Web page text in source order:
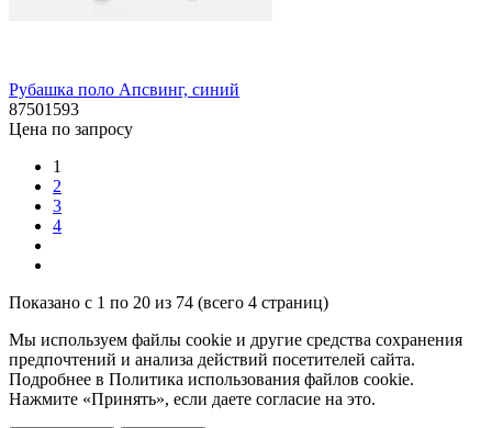
Рубашка поло Апсвинг, синий
87501593
Цена по запросу
1
2
3
4
Показано с 1 по 20 из 74 (всего 4 страниц)
Мы используем файлы cookie и другие средства сохранения
предпочтений и анализа действий посетителей сайта.
Подробнее в Политика использования файлов cookie.
Нажмите «Принять», если даете согласие на это.